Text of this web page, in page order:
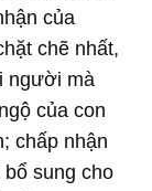
của
chẽ nhất,
người mà
của con
chấp nhận
sung cho